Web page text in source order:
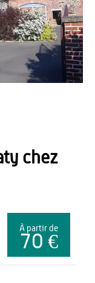
chez
À partir de
70 €